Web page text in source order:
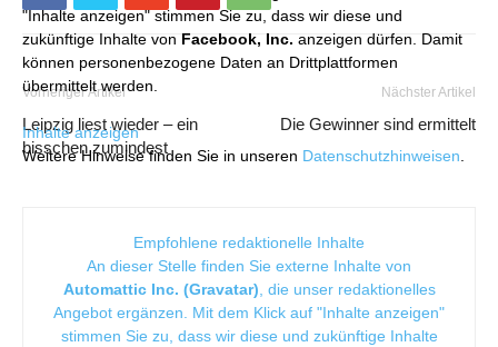
"Inhalte anzeigen" stimmen Sie zu, dass wir diese und
zukünftige Inhalte von Facebook, Inc. anzeigen dürfen. Damit
können personenbezogene Daten an Drittplattformen
übermittelt werden.
Inhalte anzeigen
Weitere Hinweise finden Sie in unseren Datenschutzhinweisen
Vorheriger Artikel
Leipzig liest wieder – ein
bisschen zumindest
Nächster Artikel
Die Gewinner sind ermittelt
Empfohlene redaktionelle Inhalte
An dieser Stelle finden Sie externe Inhalte von
Automattic Inc. (Gravatar) , die unser redaktionelles
Angebot ergänzen. Mit dem Klick auf "Inhalte anzeigen"
stimmen Sie zu, dass wir diese und zukünftige Inhalte